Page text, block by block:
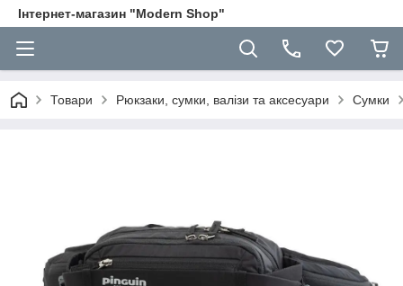
Інтернет-магазин "Modern Shop"
Товари Рюкзаки, сумки, валізи та аксесуари Сумки